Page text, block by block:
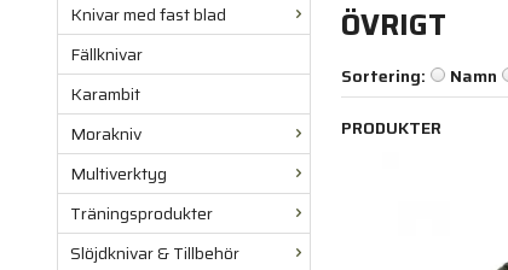
Knivar med fast blad
Fällknivar
Karambit
Morakniv
Multiverktyg
Träningsprodukter
Slöjdknivar & Tillbehör
ÖVRIGT
Sortering: Namn
PRODUKTER